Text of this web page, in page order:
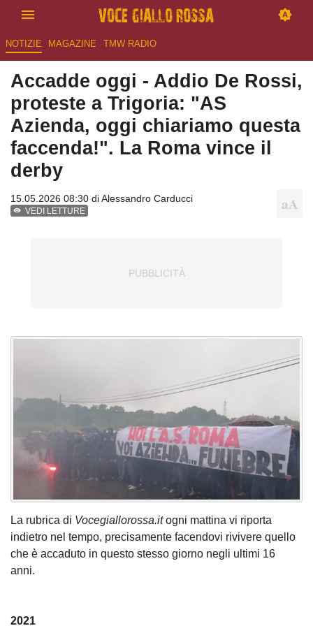
NOTIZIE MAGAZINE TMW RADIO
Accadde oggi - Addio De Rossi,
proteste a Trigoria: "AS
Azienda, oggi chiariamo questa
faccenda!". La Roma vince il
derby
15.05.2026 08:30 diAlessandro Carducci
VEDI LETTURE
La rubrica di Vocegiallorossa.itogni mattina vi riporta
indietro nel tempo, precisamente facendovi rivivere quello
che è accaduto in questo stesso giorno negli ultimi 16
anni.
2021